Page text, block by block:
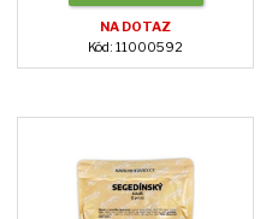
NA DOTAZ
Kód: 11000592